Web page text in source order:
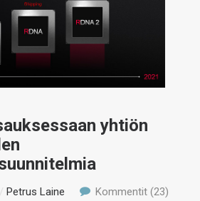
yhtiön
/Petrus Laine Kommentit (23)